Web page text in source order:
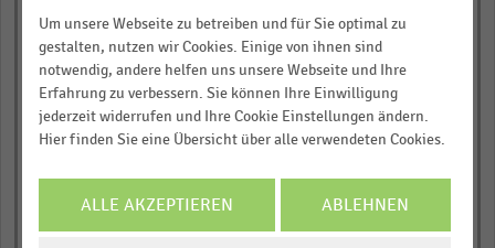
15
categories.
The
chart
has
displaying
20112012201320142015201620172018
2019 (1)202020212022202320242025
0,2
End
chart
Download als Excel, PNG, PDF
… und vieles mehr!
JETZT INFORMIEREN
Um unsere Webseite zu betreiben und für Sie optimal zu
gestalten, nutzen wir Cookies. Einige von ihnen sind
notwendig, andere helfen uns unsere Webseite und Ihre
Erfahrung zu verbessern. Sie können Ihre Einwilligung
jederzeit widerrufen und Ihre Cookie Einstellungen ändern.
Hier finden Sie eine Übersicht über alle verwendeten Cookies.
ALLE AKZEPTIEREN ABLEHNEN